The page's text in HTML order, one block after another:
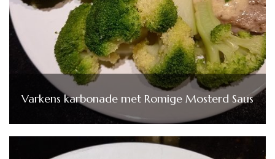
Varkens karbonade met Romige Mosterd Saus